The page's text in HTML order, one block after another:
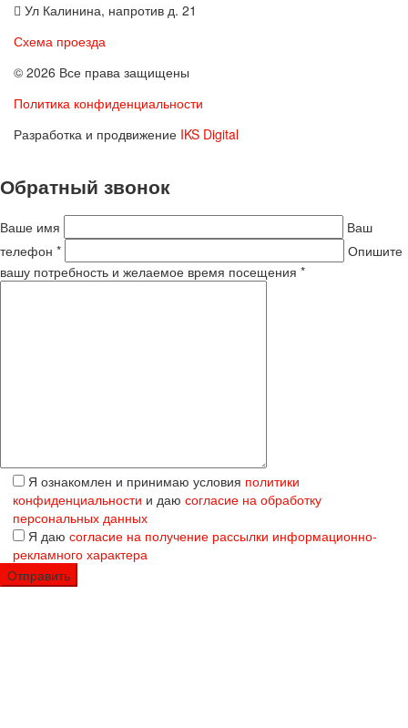
Ул Калинина, напротив д. 21
Схема проезда
© 2026 Все права защищены
Политика конфиденциальности
Разработка и продвижение IKS Digital
Обратный звонок
Ваше имя
Ваш
телефон *
Опишите
вашу потребность и желаемое время посещения *
Я ознакомлен и принимаю условия политики
конфиденциальности и даю согласие на обработку
персональных данных
Я даю согласие на получение рассылки информационно-
рекламного характера